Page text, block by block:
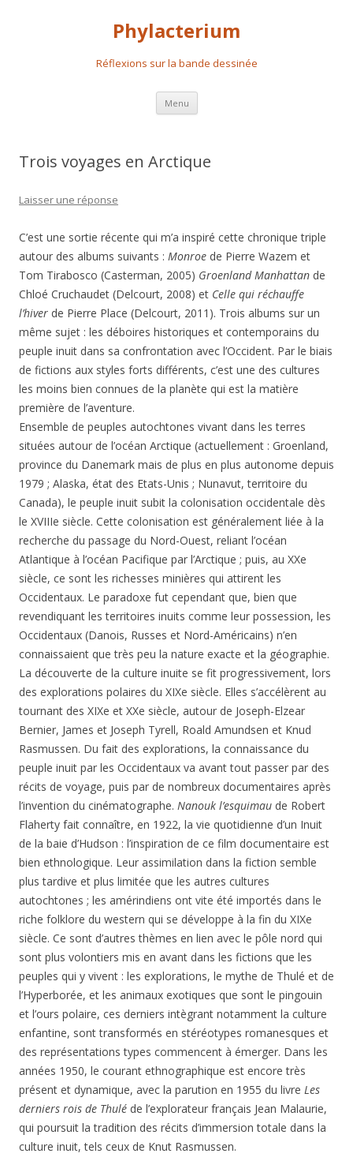
Phylacterium
Réflexions sur la bande dessinée
Menu Aller
contenu
Trois voyages en Arctique
Laisser une réponse
C’est une sortie récente qui m’a inspiré cette chronique triple
autour des albums suivants : Monroe de Pierre Wazem et
Tom Tirabosco (Casterman, 2005) Groenland Manhattan de
Chloé Cruchaudet (Delcourt, 2008) et Celle qui réchauffe
l’hiver de Pierre Place (Delcourt, 2011). Trois albums sur un
même sujet : les déboires historiques et contemporains du
peuple inuit dans sa confrontation avec l’Occident. Par le biais
de fictions aux styles forts différents, c’est une des cultures
les moins bien connues de la planète qui est la matière
première de l’aventure.
Ensemble de peuples autochtones vivant dans les terres
situées autour de l’océan Arctique (actuellement : Groenland,
province du Danemark mais de plus en plus autonome depuis
1979 ; Alaska, état des Etats-Unis ; Nunavut, territoire du
Canada), le peuple inuit subit la colonisation occidentale dès
le XVIIIe siècle. Cette colonisation est généralement liée à la
recherche du passage du Nord-Ouest, reliant l’océan
Atlantique à l’océan Pacifique par l’Arctique ; puis, au XXe
siècle, ce sont les richesses minières qui attirent les
Occidentaux. Le paradoxe fut cependant que, bien que
revendiquant les territoires inuits comme leur possession, les
Occidentaux (Danois, Russes et Nord-Américains) n’en
connaissaient que très peu la nature exacte et la géographie.
La découverte de la culture inuite se fit progressivement, lors
des explorations polaires du XIXe siècle. Elles s’accélèrent au
tournant des XIXe et XXe siècle, autour de Joseph-Elzear
Bernier, James et Joseph Tyrell, Roald Amundsen et Knud
Rasmussen. Du fait des explorations, la connaissance du
peuple inuit par les Occidentaux va avant tout passer par des
récits de voyage, puis par de nombreux documentaires après
l’invention du cinématographe. Nanouk l’esquimau de Robert
Flaherty fait connaître, en 1922, la vie quotidienne d’un Inuit
de la baie d’Hudson : l’inspiration de ce film documentaire est
bien ethnologique. Leur assimilation dans la fiction semble
plus tardive et plus limitée que les autres cultures
autochtones ; les amérindiens ont vite été importés dans le
riche folklore du western qui se développe à la fin du XIXe
siècle. Ce sont d’autres thèmes en lien avec le pôle nord qui
sont plus volontiers mis en avant dans les fictions que les
peuples qui y vivent : les explorations, le mythe de Thulé et de
l’Hyperborée, et les animaux exotiques que sont le pingouin
et l’ours polaire, ces derniers intègrant notamment la culture
enfantine, sont transformés en stéréotypes romanesques et
des représentations types commencent à émerger. Dans les
années 1950, le courant ethnographique est encore très
présent et dynamique, avec la parution en 1955 du livre Les
derniers rois de Thulé de l’explorateur français Jean Malaurie,
qui poursuit la tradition des récits d’immersion totale dans la
culture inuit, tels ceux de Knut Rasmussen.